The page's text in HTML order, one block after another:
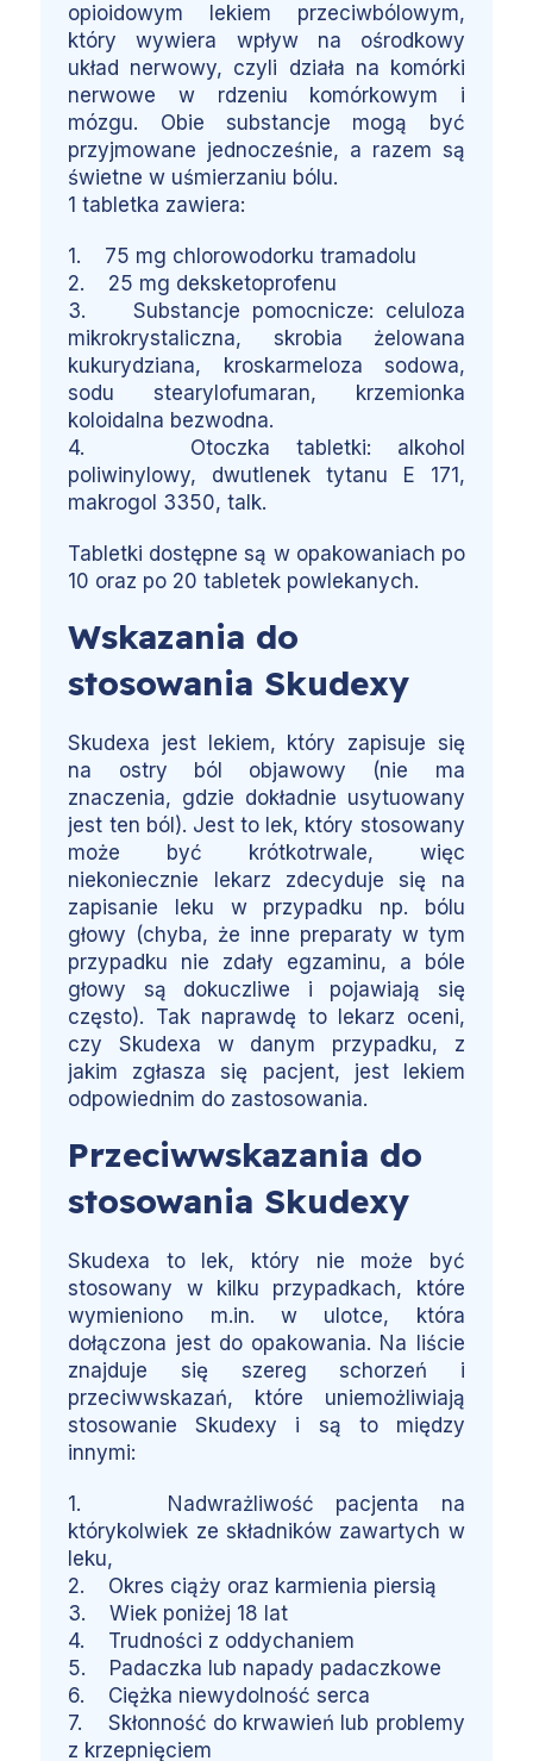
opioidowym lekiem przeciwbólowym,
który wywiera wpływ na ośrodkowy
układ nerwowy, czyli działa na komórki
nerwowe w rdzeniu komórkowym i
mózgu. Obie substancje mogą być
przyjmowane jednocześnie, a razem są
świetne w uśmierzaniu bólu.
1 tabletka zawiera:
1. 75 mg chlorowodorku tramadolu
2. 25 mg deksketoprofenu
3. Substancje pomocnicze: celuloza
mikrokrystaliczna, skrobia żelowana
kukurydziana, kroskarmeloza sodowa,
sodu stearylofumaran, krzemionka
koloidalna bezwodna.
4. Otoczka tabletki: alkohol
poliwinylowy, dwutlenek tytanu E 171,
makrogol 3350, talk.
Tabletki dostępne są w opakowaniach po
10 oraz po 20 tabletek powlekanych.
Wskazania do
stosowania Skudexy
Skudexa jest lekiem, który zapisuje się
na ostry ból objawowy (nie ma
znaczenia, gdzie dokładnie usytuowany
jest ten ból). Jest to lek, który stosowany
może być krótkotrwale, więc
niekoniecznie lekarz zdecyduje się na
zapisanie leku w przypadku np. bólu
głowy (chyba, że inne preparaty w tym
przypadku nie zdały egzaminu, a bóle
głowy są dokuczliwe i pojawiają się
często). Tak naprawdę to lekarz oceni,
czy Skudexa w danym przypadku, z
jakim zgłasza się pacjent, jest lekiem
odpowiednim do zastosowania.
Przeciwwskazania do
stosowania Skudexy
Skudexa to lek, który nie może być
stosowany w kilku przypadkach, które
wymieniono m.in. w ulotce, która
dołączona jest do opakowania. Na liście
znajduje się szereg schorzeń i
przeciwwskazań, które uniemożliwiają
stosowanie Skudexy i są to między
innymi:
1. Nadwrażliwość pacjenta na
którykolwiek ze składników zawartych w
leku,
2. Okres ciąży oraz karmienia piersią
3. Wiek poniżej 18 lat
4. Trudności z oddychaniem
5. Padaczka lub napady padaczkowe
6. Ciężka niewydolność serca
7. Skłonność do krwawień lub problemy
z krzepnięciem